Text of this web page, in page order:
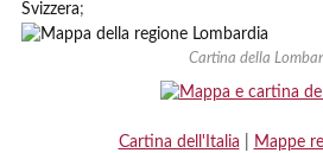
Svizzera;
Cartina della
Cartina dell'Italia Mappe